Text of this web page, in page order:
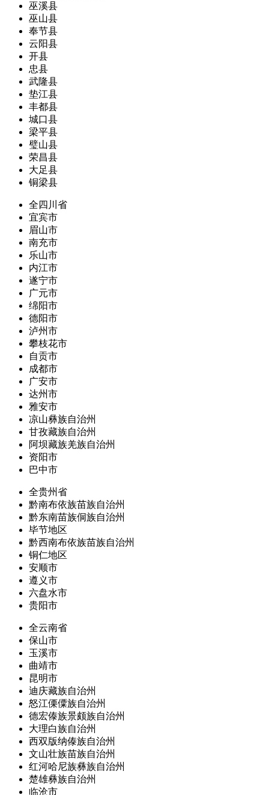
巫溪县
巫山县
奉节县
云阳县
开县
忠县
武隆县
垫江县
丰都县
城口县
梁平县
璧山县
荣昌县
大足县
铜梁县
全四川省
宜宾市
眉山市
南充市
乐山市
内江市
遂宁市
广元市
绵阳市
德阳市
泸州市
攀枝花市
自贡市
成都市
广安市
达州市
雅安市
凉山彝族自治州
甘孜藏族自治州
阿坝藏族羌族自治州
资阳市
巴中市
全贵州省
黔南布依族苗族自治州
黔东南苗族侗族自治州
毕节地区
黔西南布依族苗族自治州
铜仁地区
安顺市
遵义市
六盘水市
贵阳市
全云南省
保山市
玉溪市
曲靖市
昆明市
迪庆藏族自治州
怒江傈僳族自治州
德宏傣族景颇族自治州
大理白族自治州
西双版纳傣族自治州
文山壮族苗族自治州
红河哈尼族彝族自治州
楚雄彝族自治州
临沧市